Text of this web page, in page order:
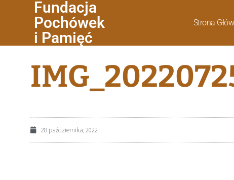
Fundacja
Pochówek
i Pamięć
Strona
28 października, 2022